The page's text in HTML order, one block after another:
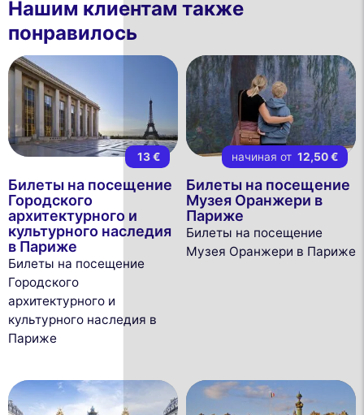
Нашим клиентам также
понравилось
13 €
Билеты на посещение
Городского
архитектурного и
культурного наследия
в Париже
Билеты на посещение
Городского
архитектурного и
культурного наследия в
Париже
начиная от 12,50 €
Билеты на посещение
Музея Оранжери в
Париже
Билеты на посещение
Музея Оранжери в Париже